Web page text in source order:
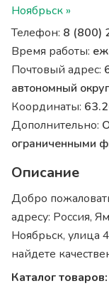
Ноябрьск »
Телефон: 8 (800)
Время работы:
Почтовый адрес:
автономный
Координаты:
Дополнительно:
ограниченными
Описание
Добро
адресу: Россия,
Ноябрьск, улица
найдете
Каталог товаров: